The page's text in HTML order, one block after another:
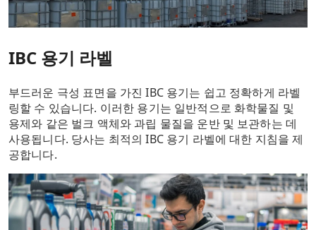
IBC 용기 라벨
부드러운 극성 표면을 가진 IBC 용기는 쉽고 정확하게 라벨
링할 수 있습니다. 이러한 용기는 일반적으로 화학물질 및
용제와 같은 벌크 액체와 과립 물질을 운반 및 보관하는 데
사용됩니다. 당사는 최적의 IBC 용기 라벨에 대한 지침을 제
공합니다.